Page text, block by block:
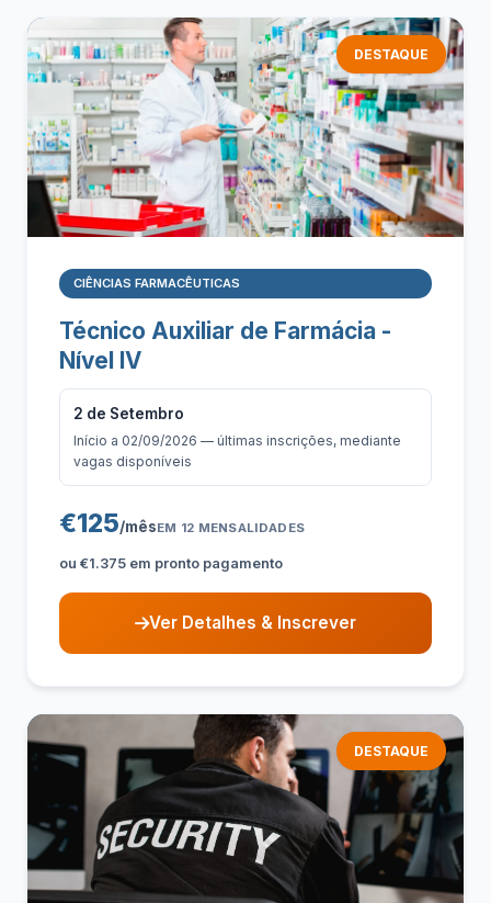
DESTAQUE
CIÊNCIAS FARMACÊUTICAS
Técnico Auxiliar de Farmácia -
Nível IV
2 de Setembro
Início a 02/09/2026 — últimas inscrições, mediante
vagas disponíveis
€125/mêsEM 12 MENSALIDADES
ou €1.375 em pronto pagamento
Ver Detalhes & Inscrever
DESTAQUE